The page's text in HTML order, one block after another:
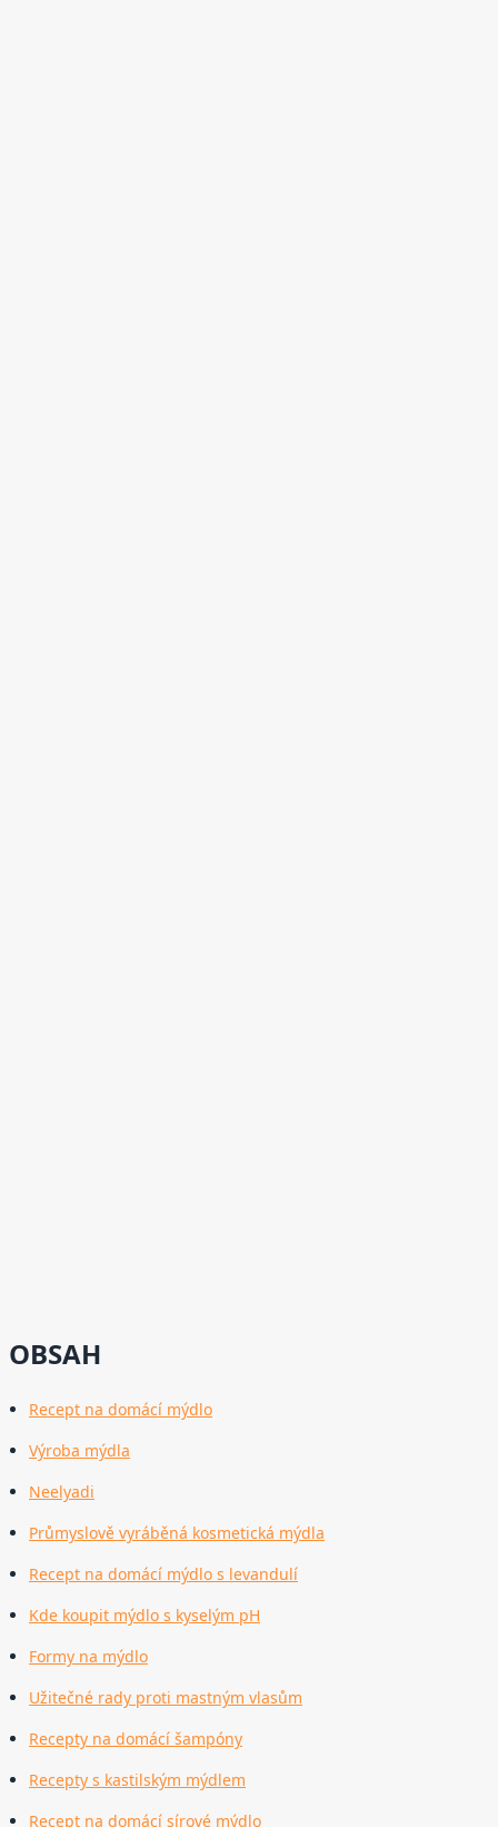
OBSAH
Recept na domácí mýdlo
Výroba mýdla
Neelyadi
Průmyslově vyráběná kosmetická mýdla
Recept na domácí mýdlo s levandulí
Kde koupit mýdlo s kyselým pH
Formy na mýdlo
Užitečné rady proti mastným vlasům
Recepty na domácí šampóny
Recepty s kastilským mýdlem
Recept na domácí sírové mýdlo